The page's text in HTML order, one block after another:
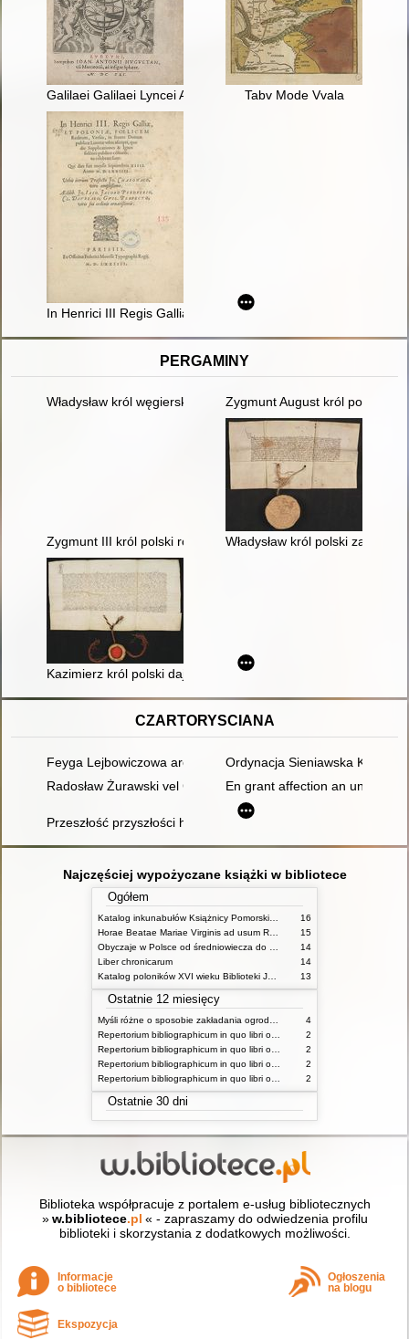
Galilaei Galilaei Lyncei Academiae Pisanae Mathematici
Tabv Mode Vvala
In Henrici III Regis Galliae & Poloniae Foelicem Reditum
PERGAMINY
Władysław król węgierski i polski daje w dożywocie Janowi
Zygmunt August król polski
Zygmunt III król polski rozciąga prawo dożywocia na
Władysław król polski
Kazimierz król polski daje Zofii królowej matce swojej tytułem
CZARTORYSCIANA
Feyga Lejbowiczowa arendarka w Końskowoli Sieniawskich
Ordynacja Sieniawska Książąt
Radosław Żurawski vel Grajewski Wielka Brytania w
En grant affection an unusual
Przeszłość przyszłości historia zbiorów rodzinnych
Najczęściej wypożyczane książki w bibliotece
Ogółem
Katalog inkunabułów Książnicy Pomorskiej w Szczecinie
16
Horae Beatae Mariae Virginis ad usum Romanum
15
Obyczaje w Polsce od średniowiecza do czasów współczesnych praca zbiorowa
14
Liber chronicarum
14
Katalog poloników XVI wieku Biblioteki Jagiellońskiej T 1
13
Ostatnie 12 miesięcy
Myśli różne o sposobie zakładania ogrodów
4
Repertorium bibliographicum in quo libri omnes ab arte typographica inventa usque ad annum MD typis expressi ordine alphabetico vel simpliciter enumerantur vel adcuratius recensentur Vol 1 ps 1
2
Repertorium bibliographicum in quo libri omnes ab arte typographica inventa usque ad annum MD typis expressi ordine alphabetico vel simpliciter enumerantur vel adcuratius recensentur Vol 1 ps 2
2
Repertorium bibliographicum in quo libri omnes ab arte typographica inventa usque ad annum MD typis expressi ordine alphabetico vel simpliciter enumerantur vel adcuratius recensentur Vol 2 ps 1
2
Repertorium bibliographicum in quo libri omnes ab arte typographica inventa usque ad annum MD typis expressi ordine alphabetico vel simpliciter enumerantur vel adcuratius recensentur Vol 2 ps 1
2
Ostatnie 30 dni
Biblioteka współpracuje z portalem e-usług bibliotecznych
» w.bibliotece.pl « - zapraszamy do odwiedzenia profilu
biblioteki i skorzystania z dodatkowych możliwości.
Informacje
o bibliotece
Ogłoszenia
na blogu
Ekspozycja